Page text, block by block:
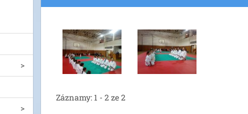
Záznamy: 1 - 2 ze 2